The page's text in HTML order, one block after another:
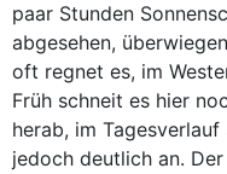
paar Stunden
abgesehen,
oft regnet es, im
Früh schneit es hier
herab, im
jedoch deutlich an.